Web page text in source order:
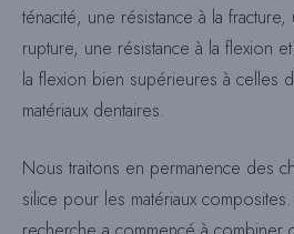
ténacité, une résistance à la
rupture, une résistance à la flexion
la flexion bien supérieures à celles
matériaux dentaires.
Nous traitons en permanence des
silice pour les matériaux